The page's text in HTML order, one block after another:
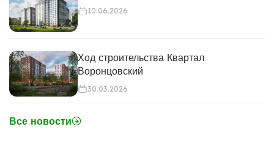
10.06.2026
Ход строительства Квартал
Воронцовский
30.03.2026
Все новости